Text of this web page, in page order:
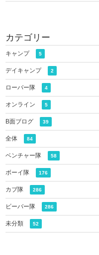
カテゴリー
キャンプ 5
デイキャンプ 2
ローバー隊 4
オンライン 5
B面ブログ 39
全体 84
ベンチャー隊 58
ボーイ隊 176
カブ隊 286
ビーバー隊 286
未分類 52